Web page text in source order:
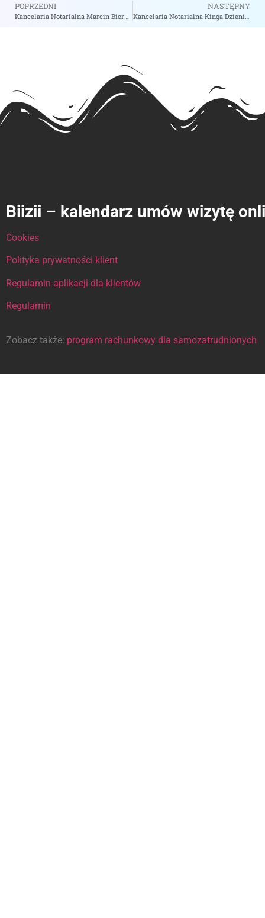
POPRZEDNI NASTĘPNY
Biizii – kalendarz umów wizytę
Cookies
Polityka prywatności klient
Regulamin aplikacji dla klientów
Regulamin
Zobacz także: program rachunkowy dla samozatrudnionych